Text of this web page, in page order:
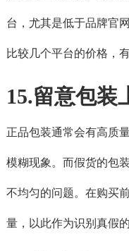
台，尤其是低于品牌官
比较几个平台的价格，
15.留意包装
正品包装通常会有高质
模糊现象。而假货的包
不均匀的问题。在购买
量，以此作为识别真假的